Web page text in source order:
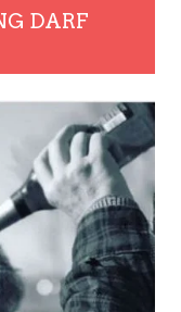
DARF